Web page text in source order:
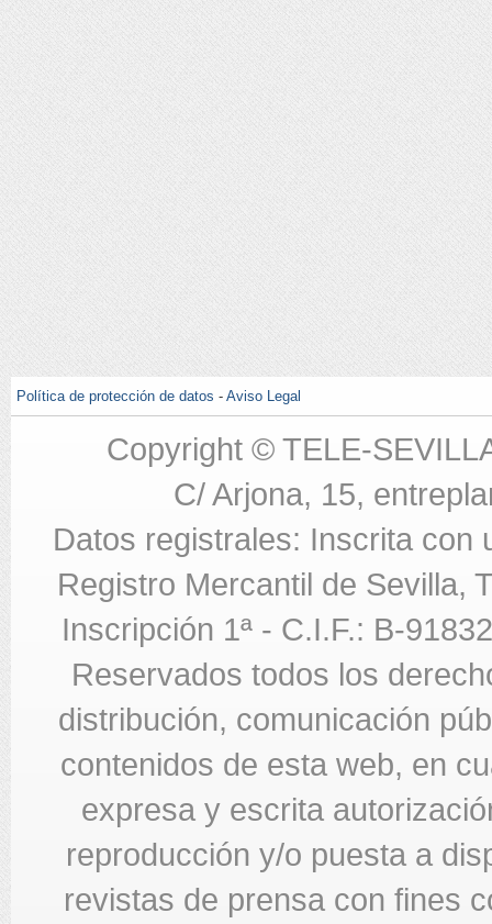
Política de protección de datos - Aviso Legal
Copyright © TELE-
C/ Arjona, 15,
Datos registrales: Inscrita con
Registro Mercantil de Sevilla,
Inscripción 1ª - C.I.F.: B-
Reservados todos los
distribución, comunicación
contenidos de esta web, en
expresa y escrita
reproducción y/o puesta a
revistas de prensa con fines